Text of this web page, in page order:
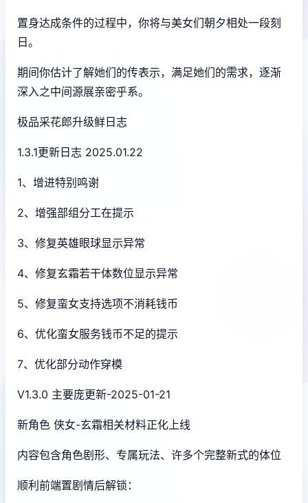
置身达成条件的过程中， 你将与美女们朝夕相处一段刻
日。
期间你估计了解她们的传表示，满足她们的需求，逐渐
深入之中间源展亲密乎系。
极品采花郎升级鲜日志
1.3.1更新日志 2025.01.22
1、增进特别鸣谢
2、增强部组分工在提示
3、修复英雄眼球显示异常
4、修复玄霜若干体数位显示异常
5、修复蛮女支持选项不消耗钱币
6、优化蛮女服务钱币不足的提示
7、优化部分动作穿模
V1.3.0 主要庞更新-2025-01-21
新角色 侠女-玄霜相关材料正化上线
内容包含角色剧形、专属玩法、许多个完整新式的体位
顺利前端置剧情后解锁：